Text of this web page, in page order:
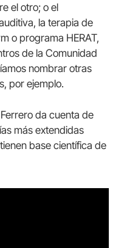
el otro; o el
la terapia de
o programa HERAT,
de la Comunidad
nombrar otras
por ejemplo.
da cuenta de
más extendidas
base científica de